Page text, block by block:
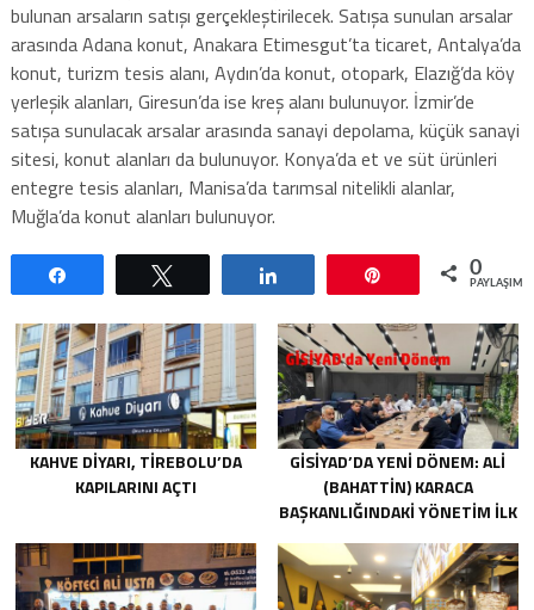
bulunan arsaların satışı gerçekleştirilecek. Satışa sunulan arsalar
arasında Adana konut, Anakara Etimesgut’ta ticaret, Antalya’da
konut, turizm tesis alanı, Aydın’da konut, otopark, Elazığ’da köy
yerleşik alanları, Giresun’da ise kreş alanı bulunuyor. İzmir’de
satışa sunulacak arsalar arasında sanayi depolama, küçük sanayi
sitesi, konut alanları da bulunuyor. Konya’da et ve süt ürünleri
entegre tesis alanları, Manisa’da tarımsal nitelikli alanlar,
Muğla’da konut alanları bulunuyor.
0
KAHVE DIYARI, TIREBOLU’DA
KAPILARINI AÇTI
GİSİYAD’DA YENI DÖNEM: ALI
(BAHATTIN) KARACA
BAŞKANLIĞINDAKI YÖNETIM İLK